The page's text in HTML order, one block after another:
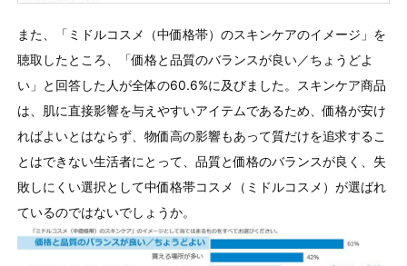
また、「ミドルコスメ（中価格帯）のスキンケアのイメージ」を
聴取したところ、「価格と品質のバランスが良い／ちょうどよ
い」と回答した人が全体の60.6%に及びました。スキンケア商品
は、肌に直接影響を与えやすいアイテムであるため、価格が安け
ればよいとはならず、物価⾼の影響もあって質だけを追求するこ
とはできない⽣活者にとって、品質と価格のバランスが良く、失
敗しにくい選択として中価格帯コスメ（ミドルコスメ）が選ばれ
ているのではないでしょうか。